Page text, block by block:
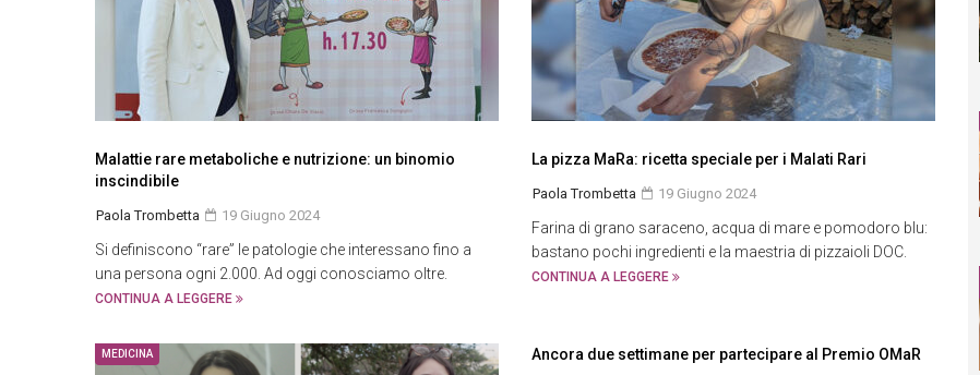
Malattie rare metaboliche e nutrizione: un binomio
inscindibile
Paola Trombetta 19 Giugno 2024
Si definiscono “rare” le patologie che interessano fino a
una persona ogni 2.000. Ad oggi conosciamo oltre.
CONTINUA A LEGGERE
La pizza MaRa: ricetta speciale per i Malati Rari
Paola Trombetta 19 Giugno 2024
Farina di grano saraceno, acqua di mare e pomodoro blu:
bastano pochi ingredienti e la maestria di pizzaioli DOC.
CONTINUA A LEGGERE
MEDICINA Ancora due settimane per partecipare al Premio OMaR